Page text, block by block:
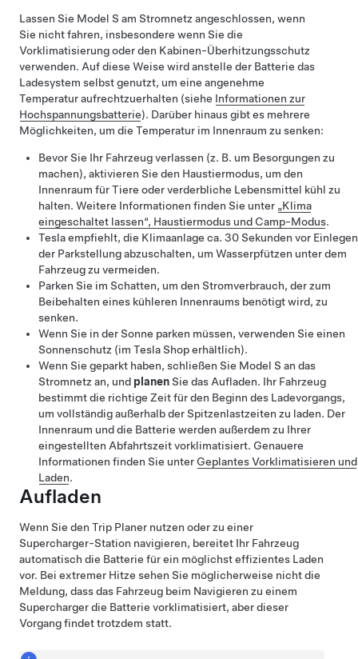
Lassen Sie Model S am Stromnetz angeschlossen, wenn
Sie nicht fahren, insbesondere wenn Sie die
Vorklimatisierung oder den Kabinen-Überhitzungsschutz
verwenden. Auf diese Weise wird anstelle der Batterie das
Ladesystem selbst genutzt, um eine angenehme
Temperatur aufrechtzuerhalten (siehe Informationen zur
Hochspannungsbatterie). Darüber hinaus gibt es mehrere
Möglichkeiten, um die Temperatur im Innenraum zu senken:
Bevor Sie Ihr Fahrzeug verlassen (z. B. um Besorgungen zu
machen), aktivieren Sie den Haustiermodus, um den
Innenraum für Tiere oder verderbliche Lebensmittel kühl zu
halten. Weitere Informationen finden Sie unter „Klima
eingeschaltet lassen“, Haustiermodus und Camp-Modus.
Tesla empfiehlt, die Klimaanlage ca. 30 Sekunden vor Einlegen
der Parkstellung abzuschalten, um Wasserpfützen unter dem
Fahrzeug zu vermeiden.
Parken Sie im Schatten, um den Stromverbrauch, der zum
Beibehalten eines kühleren Innenraums benötigt wird, zu
senken.
Wenn Sie in der Sonne parken müssen, verwenden Sie einen
Sonnenschutz (im Tesla Shop erhältlich).
Wenn Sie geparkt haben, schließen Sie Model S an das
Stromnetz an, und planenSie das Aufladen. Ihr Fahrzeug
bestimmt die richtige Zeit für den Beginn des Ladevorgangs,
um vollständig außerhalb der Spitzenlastzeiten zu laden. Der
Innenraum und die Batterie werden außerdem zu Ihrer
eingestellten Abfahrtszeit vorklimatisiert. Genauere
Informationen finden Sie unter Geplantes Vorklimatisieren und
Laden.
Aufladen
Wenn Sie den Trip Planer nutzen oder zu einer
Supercharger-Station navigieren, bereitet Ihr Fahrzeug
automatisch die Batterie für ein möglichst effizientes Laden
vor. Bei extremer Hitze sehen Sie möglicherweise nicht die
Meldung, dass das Fahrzeug beim Navigieren zu einem
Supercharger die Batterie vorklimatisiert, aber dieser
Vorgang findet trotzdem statt.